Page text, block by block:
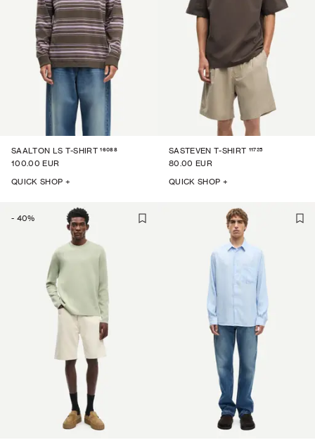
SAALTON LS T-SHIRT 16088
100.00 EUR
QUICK SHOP +
SASTEVEN T-SHIRT 11725
80.00 EUR
QUICK SHOP +
- 40%